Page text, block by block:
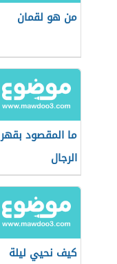
من هو لقمان
ما المقصود بقهر
الرجال
كيف نحيي ليلة